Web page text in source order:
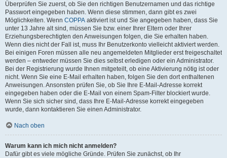
Überprüfen Sie zuerst, ob Sie den richtigen Benutzernamen und das richtige
Passwort eingegeben haben. Wenn diese stimmen, dann gibt es zwei
Möglichkeiten. Wenn COPPA aktiviert ist und Sie angegeben haben, dass Sie
unter 13 Jahre alt sind, müssen Sie bzw. einer Ihrer Eltern oder Ihrer
Erziehungsberechtigten den Anweisungen folgen, die Sie erhalten haben.
Wenn dies nicht der Fall ist, muss Ihr Benutzerkonto vielleicht aktiviert werden.
Bei einigen Foren müssen alle neu angemeldeten Mitglieder erst freigeschaltet
werden – entweder müssen Sie dies selbst erledigen oder ein Administrator.
Bei der Registrierung wurde Ihnen mitgeteilt, ob eine Aktivierung nötig ist oder
nicht. Wenn Sie eine E-Mail erhalten haben, folgen Sie den dort enthaltenen
Anweisungen. Ansonsten prüfen Sie, ob Sie Ihre E-Mail-Adresse korrekt
eingegeben haben oder die E-Mail von einem Spam-Filter blockiert wurde.
Wenn Sie sich sicher sind, dass Ihre E-Mail-Adresse korrekt eingegeben
wurde, dann kontaktieren Sie einen Administrator.
Nach oben
Warum kann ich mich nicht anmelden?
Dafür gibt es viele mögliche Gründe. Prüfen Sie zunächst, ob Ihr